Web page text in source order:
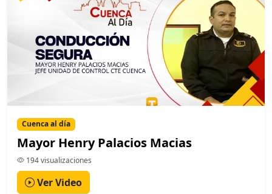
Cuenca al día
Mayor Henry Palacios Macias
194 visualizaciones
Ver Video